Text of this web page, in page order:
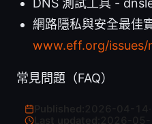
DNS 測試工具 -
網路隱私與安全最佳
www.eff.org/
常見問題（FAQ）
Last updated: